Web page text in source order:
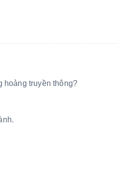
hoảng truyền thông?